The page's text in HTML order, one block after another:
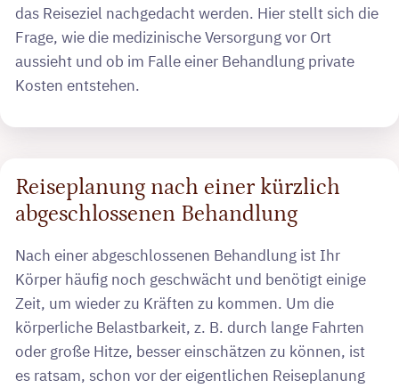
das Reiseziel nachgedacht werden. Hier stellt sich die
Frage, wie die medizinische Versorgung vor Ort
aussieht und ob im Falle einer Behandlung private
Kosten entstehen.
Reiseplanung nach einer kürzlich
abgeschlossenen Behandlung
Nach einer abgeschlossenen Behandlung ist Ihr
Körper häufig noch geschwächt und benötigt einige
Zeit, um wieder zu Kräften zu kommen. Um die
körperliche Belastbarkeit, z. B. durch lange Fahrten
oder große Hitze, besser einschätzen zu können, ist
es ratsam, schon vor der eigentlichen Reiseplanung